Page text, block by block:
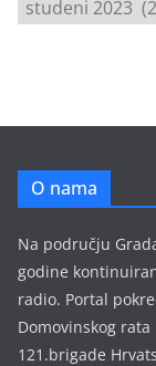
r
e
s
i
j
a
O nama
Na području
godine
radio. Portal
Domovinskog
121.brigade